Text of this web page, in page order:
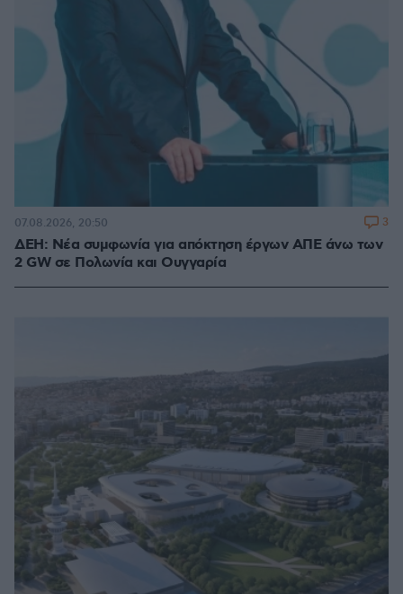
ΔΕΗ: Νέα συμφωνία για απόκτηση έργων ΑΠΕ άνω των
2 GW σε Πολωνία και Ουγγαρία
07.08.2026, 20:50 3